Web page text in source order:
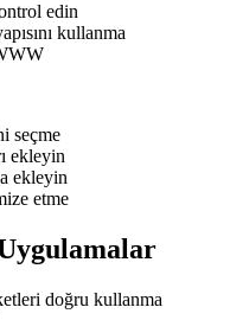
edin
kullanma
seçme
ekleyin
ekleyin
etme
doğru kullanma